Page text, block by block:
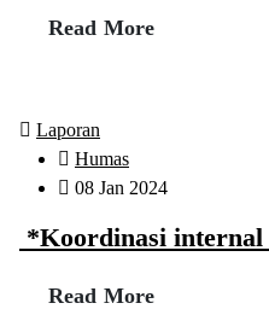
Read More
Laporan
Humas
08 Jan 2024
*Koordinasi internal
Read More